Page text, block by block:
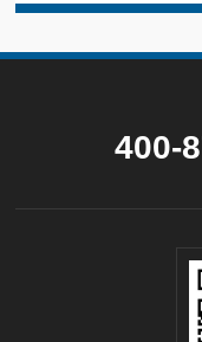
400-